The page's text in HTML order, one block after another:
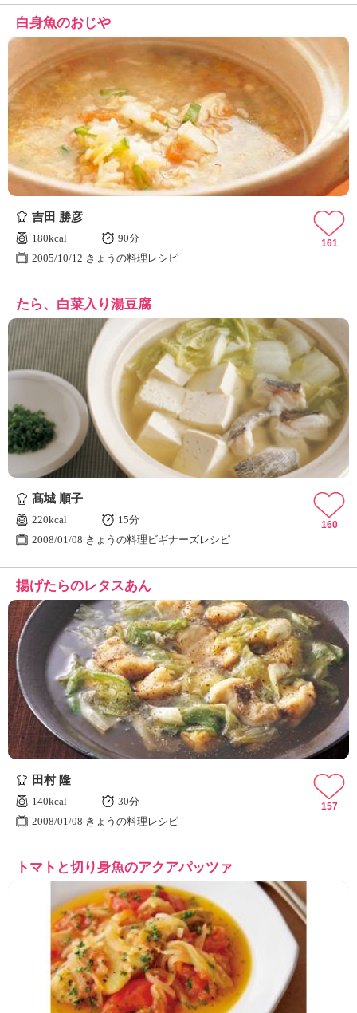
白身魚のおじや
吉田 勝彦
180kcal
90分
2005/10/12 きょうの料理レシピ
161
たら、白菜入り湯豆腐
髙城 順子
220kcal
15分
2008/01/08 きょうの料理ビギナーズレシピ
160
揚げたらのレタスあん
田村 隆
140kcal
30分
2008/01/08 きょうの料理レシピ
157
トマトと切り身魚のアクアパッツァ